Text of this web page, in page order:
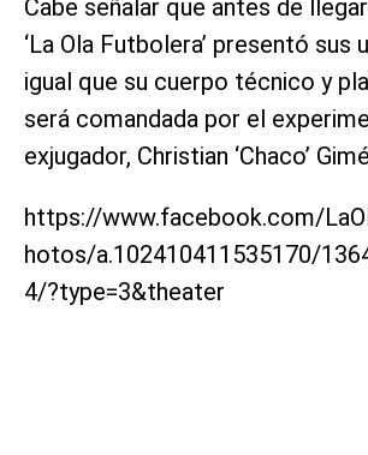
Cabe señalar que antes de
‘La Ola Futbolera’ presentó sus
igual que su cuerpo técnico y
será comandada por el
exjugador, Christian ‘Chaco’
https://www.facebook.com/
hotos/a.102410411535170/
4/?type=3&theater